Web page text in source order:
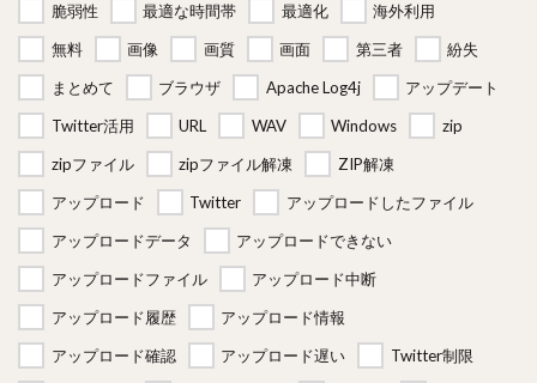
脆弱性
最適な時間帯 最適化
海外利用
無料
画像 画質 画面 第三者
紛失
まとめて
ブラウザ Apache Log4j
アップデート
Twitter活用
URL WAV Windows
zip
zipファイル
zipファイル解凍
ZIP解凍
アップロード
Twitter
アップロードしたファイル
アップロードデータ
アップロードできない
アップロードファイル
アップロード中断
アップロード履歴
アップロード情報
アップロード確認
アップロード遅い
Twitter制限